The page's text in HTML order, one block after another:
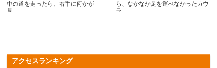
中の道を走ったら、右手に何かが
見.....
ら、なかなか足を運べなかったカウ
ラ.....
アクセスランキング